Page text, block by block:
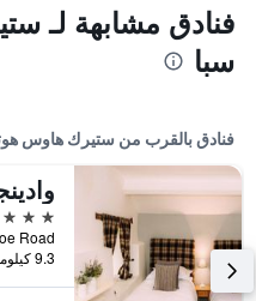
فنادق مشابهة لـ
سبا
فنادق بالقرب من ستيرك هاوس
3 نجوم
9.3 كيلومتر عن وسط المدينة